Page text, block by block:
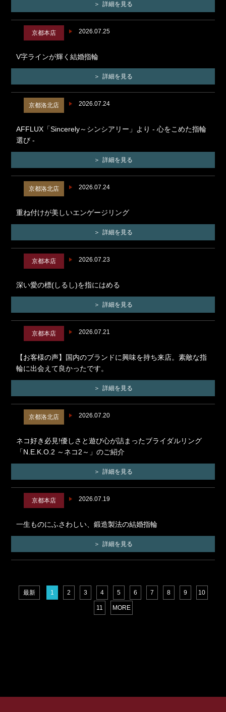
詳細を見る
2026.07.25
京都本店
V字ラインが輝く結婚指輪
詳細を見る
2026.07.24
京都洛北店
AFFLUX「Sincerely～シンシアリー」より - 心をこめた指輪
選び -
詳細を見る
2026.07.24
京都洛北店
重ね付けが美しいエンゲージリング
詳細を見る
2026.07.23
京都本店
深い愛の標(しるし)を指にはめる
詳細を見る
2026.07.21
京都本店
【お客様の声】国内のブランドに興味を持ち来店。素敵な指
輪に出会えて良かったです。
詳細を見る
2026.07.20
京都洛北店
ネコ好き必見!優しさと遊び心が詰まったブライダルリング
「N.E.K.O.2 ～ネコ2～」のご紹介
詳細を見る
2026.07.19
京都本店
一生ものにふさわしい、鍛造製法の結婚指輪
詳細を見る
最新 1 2 3 4 5 6 7 8 9 10
11 MORE